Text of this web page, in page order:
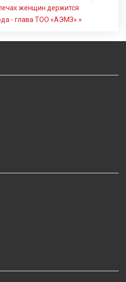
женщин держится
- глава ТОО «АЭМЗ» »